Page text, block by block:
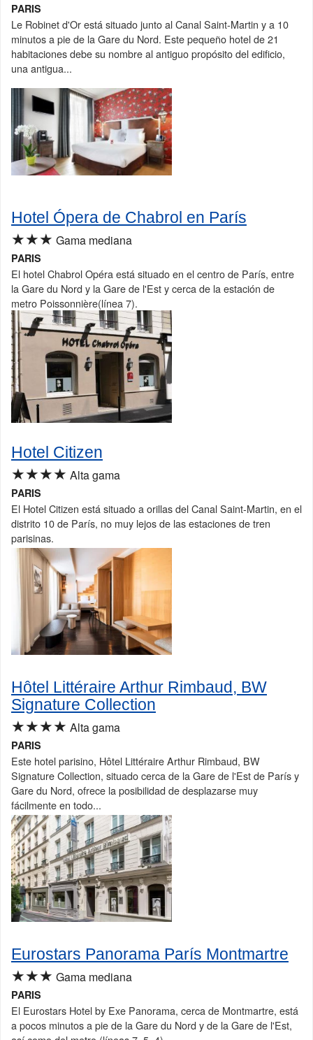
PARIS
Le Robinet d'Or está situado junto al Canal Saint-Martin y a 10
minutos a pie de la Gare du Nord. Este pequeño hotel de 21
habitaciones debe su nombre al antiguo propósito del edificio,
una antigua...
Hotel Ópera de Chabrol en París
★★★ Gama mediana
PARIS
El hotel Chabrol Opéra está situado en el centro de París, entre
la Gare du Nord y la Gare de l'Est y cerca de la estación de
metro Poissonnière(línea 7).
Hotel Citizen
★★★★ Alta gama
PARIS
El Hotel Citizen está situado a orillas del Canal Saint-Martin, en el
distrito 10 de París, no muy lejos de las estaciones de tren
parisinas.
Hôtel Littéraire Arthur Rimbaud, BW
Signature Collection
★★★★ Alta gama
PARIS
Este hotel parisino, Hôtel Littéraire Arthur Rimbaud, BW
Signature Collection, situado cerca de la Gare de l'Est de París y
Gare du Nord, ofrece la posibilidad de desplazarse muy
fácilmente en todo...
Eurostars Panorama París Montmartre
★★★ Gama mediana
PARIS
El Eurostars Hotel by Exe Panorama, cerca de Montmartre, está
a pocos minutos a pie de la Gare du Nord y de la Gare de l'Est,